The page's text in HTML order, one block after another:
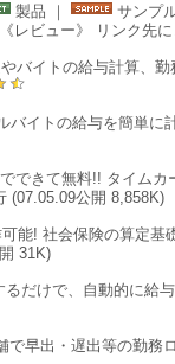
製品 ｜ サンプ
レビュー》 リンク先
バイトの給与計算、
バイトの給与を簡単に
できて無料!! タイムカ
(07.05.09公開 8,858K)
能! 社会保険の算定基
31K)
だけで、自動的に給
で早出・遅出等の勤務